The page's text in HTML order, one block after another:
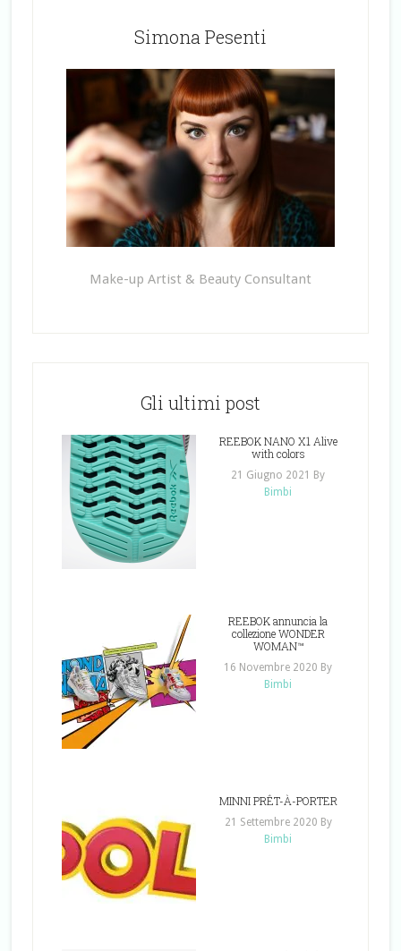
Simona Pesenti
Make-up Artist & Beauty Consultant
Gli ultimi post
REEBOK NANO X1 Alive
with colors
21 Giugno 2021
By
Bimbi
REEBOK annuncia la
collezione WONDER
WOMAN™
16 Novembre 2020 By
Bimbi
MINNI PRÊT-À-PORTER
21 Settembre 2020 By
Bimbi